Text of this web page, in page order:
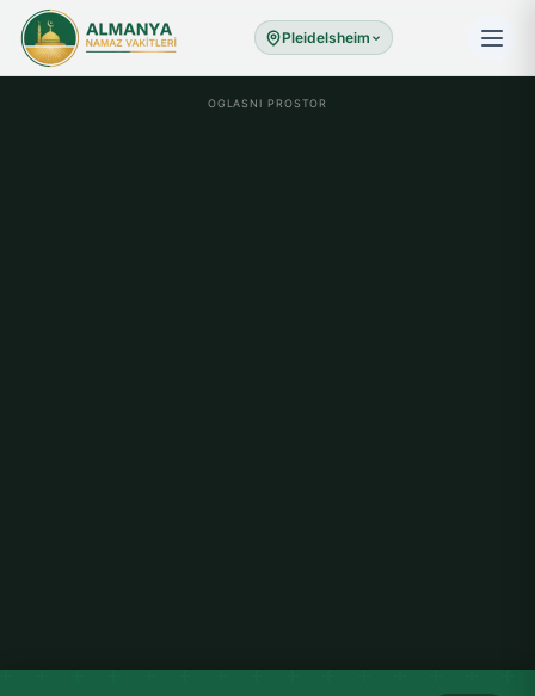
Pleidelsheim
OGLASNI PROSTOR